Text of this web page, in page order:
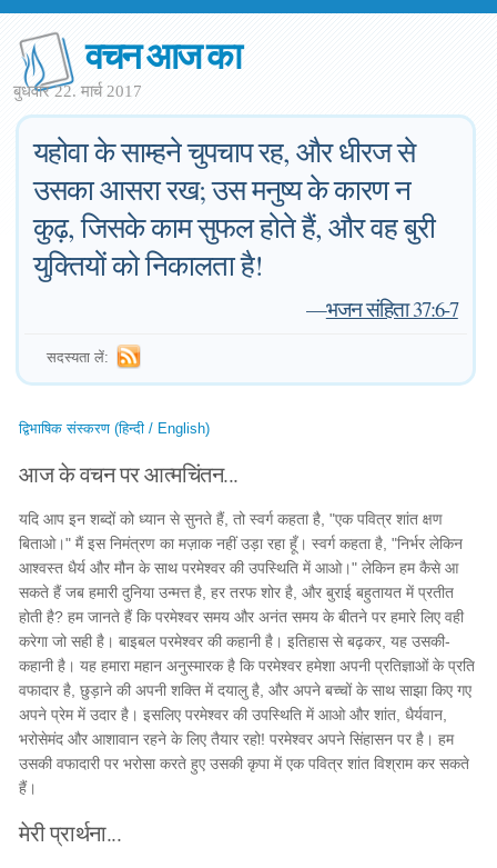
वचन आज का
बुधवार 22. मार्च 2017
यहोवा के साम्हने चुपचाप रह, और धीरज से
उसका आसरा रख; उस मनुष्य के कारण न
कुढ़, जिसके काम सुफल होते हैं, और वह बुरी
युक्तियों को निकालता है!
—भजन संहिता 37:6-7
सदस्यता लें:
द्विभाषिक संस्करण (हिन्दी / English)
आज के वचन पर आत्मचिंतन...
यदि आप इन शब्दों को ध्यान से सुनते हैं, तो स्वर्ग कहता है, "एक पवित्र शांत क्षण
बिताओ।" मैं इस निमंत्रण का मज़ाक नहीं उड़ा रहा हूँ। स्वर्ग कहता है, "निर्भर लेकिन
आश्वस्त धैर्य और मौन के साथ परमेश्वर की उपस्थिति में आओ।" लेकिन हम कैसे आ
सकते हैं जब हमारी दुनिया उन्मत्त है, हर तरफ शोर है, और बुराई बहुतायत में प्रतीत
होती है? हम जानते हैं कि परमेश्वर समय और अनंत समय के बीतने पर हमारे लिए वही
करेगा जो सही है। बाइबल परमेश्वर की कहानी है। इतिहास से बढ़कर, यह उसकी-
कहानी है। यह हमारा महान अनुस्मारक है कि परमेश्वर हमेशा अपनी प्रतिज्ञाओं के प्रति
वफादार है, छुड़ाने की अपनी शक्ति में दयालु है, और अपने बच्चों के साथ साझा किए गए
अपने प्रेम में उदार है। इसलिए परमेश्वर की उपस्थिति में आओ और शांत, धैर्यवान,
भरोसेमंद और आशावान रहने के लिए तैयार रहो! परमेश्वर अपने सिंहासन पर है। हम
उसकी वफादारी पर भरोसा करते हुए उसकी कृपा में एक पवित्र शांत विश्राम कर सकते
हैं।
मेरी प्रार्थना...